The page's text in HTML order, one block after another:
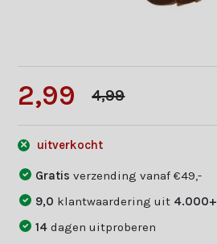
2,99 4,99
uitverkocht
Gratisverzending vanaf €49,-
9,0 klantwaardering uit 4.000+
14dagen uitproberen